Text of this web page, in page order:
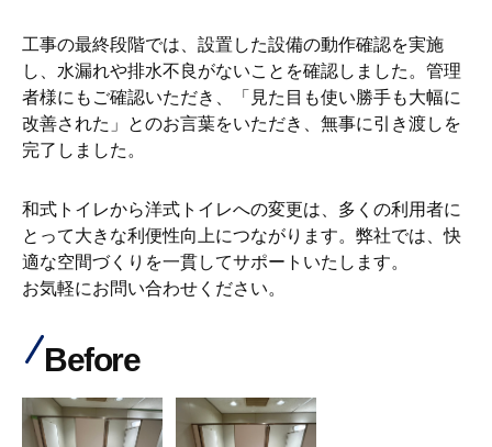
工事の最終段階では、設置した設備の動作確認を実施
し、水漏れや排水不良がないことを確認しました。管理
者様にもご確認いただき、「見た目も使い勝手も大幅に
改善された」とのお言葉をいただき、無事に引き渡しを
完了しました。
和式トイレから洋式トイレへの変更は、多くの利用者に
とって大きな利便性向上につながります。弊社では、快
適な空間づくりを一貫してサポートいたします。
お気軽にお問い合わせください。
Before